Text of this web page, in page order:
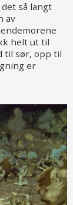
så langt
av
helt ut til
til sør, opp til
er